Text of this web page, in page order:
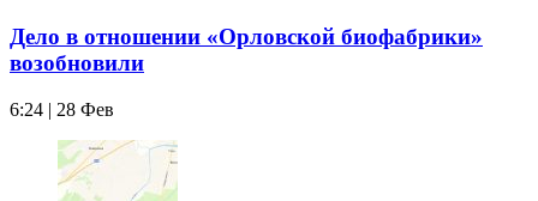
Дело в отношении «Орловской биофабрики»
возобновили
6:24 | 28 Фев